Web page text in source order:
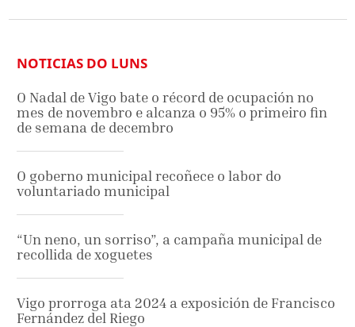
NOTICIAS DO LUNS
O Nadal de Vigo bate o récord de ocupación no
mes de novembro e alcanza o 95% o primeiro fin
de semana de decembro
O goberno municipal recoñece o labor do
voluntariado municipal
“Un neno, un sorriso”, a campaña municipal de
recollida de xoguetes
Vigo prorroga ata 2024 a exposición de Francisco
Fernández del Riego